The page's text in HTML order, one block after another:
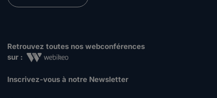
Retrouvez toutes nos webconférences
sur :
Inscrivez-vous à notre Newsletter